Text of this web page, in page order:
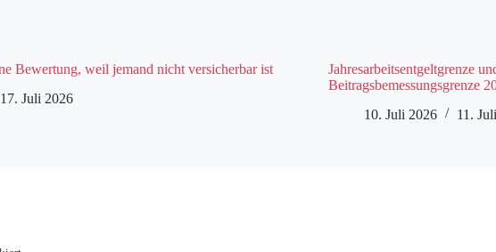
Bewertung, weil jemand nicht versicherbar ist
17. Juli 2026
Jahresarbeitsentgeltgrenze
Beitragsbemessungsgrenze
10. Juli 2026
11.